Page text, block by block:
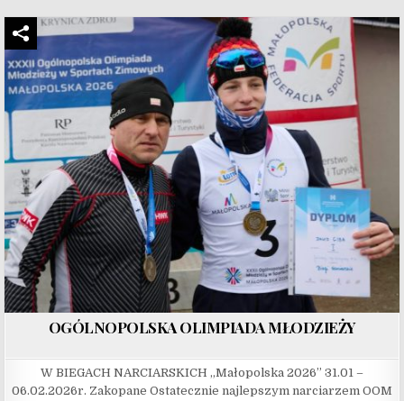
OGÓLNOPOLSKA OLIMPIADA MŁODZIEŻY
W BIEGACH NARCIARSKICH „Małopolska 2026” 31.01 –
06.02.2026r. Zakopane Ostatecznie najlepszym narciarzem OOM